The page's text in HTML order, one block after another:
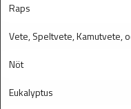
Raps
Vete, Speltvete, Kamutvete,
Nöt
Eukalyptus